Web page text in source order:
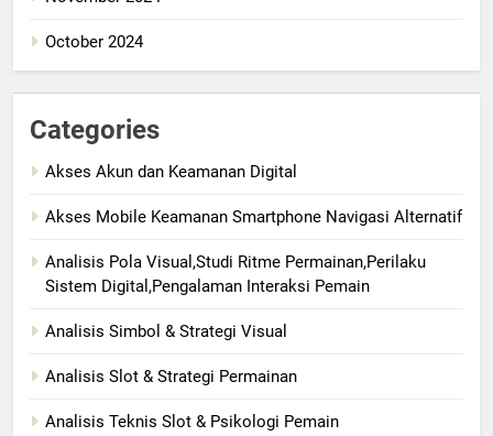
October 2024
Categories
Akses Akun dan Keamanan Digital
Akses Mobile Keamanan Smartphone Navigasi Alternatif
Analisis Pola Visual,Studi Ritme Permainan,Perilaku
Sistem Digital,Pengalaman Interaksi Pemain
Analisis Simbol & Strategi Visual
Analisis Slot & Strategi Permainan
Analisis Teknis Slot & Psikologi Pemain